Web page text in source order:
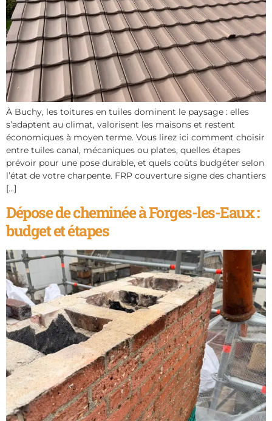
À Buchy, les toitures en tuiles dominent le paysage : elles
s’adaptent au climat, valorisent les maisons et restent
économiques à moyen terme. Vous lirez ici comment choisir
entre tuiles canal, mécaniques ou plates, quelles étapes
prévoir pour une pose durable, et quels coûts budgéter selon
l’état de votre charpente. FRP couverture signe des chantiers
[…]
Dépose de cheminée à Forges-les-Eaux :
budget et étapes